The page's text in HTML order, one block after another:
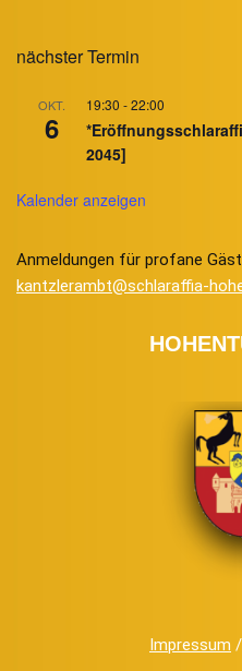
nächster Termin
OKT.
6
19:30 -22:00
2045]
Kalender anzeigen
Anmeldungen für profane
kantzlerambt@schlaraffia-
Impressum /